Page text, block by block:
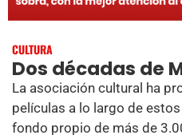
CULTURA
Dos décadas de
La asociación cultural ha
películas a lo largo de
fondo propio de más de